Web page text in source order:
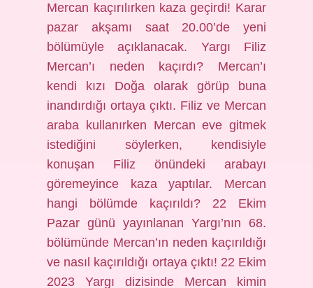
Mercan kaçırılırken kaza geçirdi! Karar
pazar akşamı saat 20.00’de yeni
bölümüyle açıklanacak. Yargı Filiz
Mercan’ı neden kaçırdı? Mercan’ı
kendi kızı Doğa olarak görüp buna
inandırdığı ortaya çıktı. Filiz ve Mercan
araba kullanırken Mercan eve gitmek
istediğini söylerken, kendisiyle
konuşan Filiz önündeki arabayı
göremeyince kaza yaptılar. Mercan
hangi bölümde kaçırıldı? 22 Ekim
Pazar günü yayınlanan Yargı’nın 68.
bölümünde Mercan’ın neden kaçırıldığı
ve nasıl kaçırıldığı ortaya çıktı! 22 Ekim
2023 Yargı dizisinde Mercan kimin